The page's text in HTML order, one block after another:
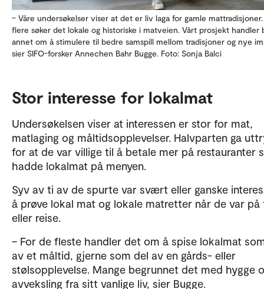
– Våre undersøkelser viser at det er liv laga for gamle
flere søker det lokale og historiske i matveien. Vårt prosjekt handler
annet om å stimulere til bedre samspill mellom tradisjoner og nye
sier SIFO-forsker Annechen Bahr Bugge. Foto: Sonja Balci
Stor interesse for lokalmat
Undersøkelsen viser at interessen er stor for mat,
matlaging og måltidsopplevelser. Halvparten ga
for at de var villige til å betale mer på restauranter
hadde lokalmat på menyen.
Syv av ti av de spurte var svært eller ganske
å prøve lokal mat og lokale matretter når de var på
eller reise.
– For de fleste handler det om å spise lokalmat
av et måltid, gjerne som del av en gårds- eller
stølsopplevelse. Mange begrunnet det med hygge
avveksling fra sitt vanlige liv, sier Bugge.